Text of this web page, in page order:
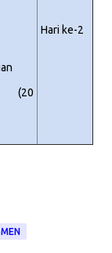
(20
Hari ke-2